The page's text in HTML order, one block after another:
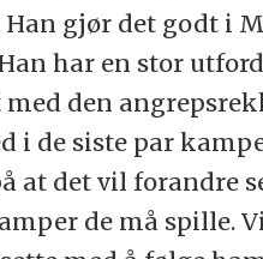
gjør det godt i
har en stor
med den
i de siste par
at det vil forandre
de må spille.